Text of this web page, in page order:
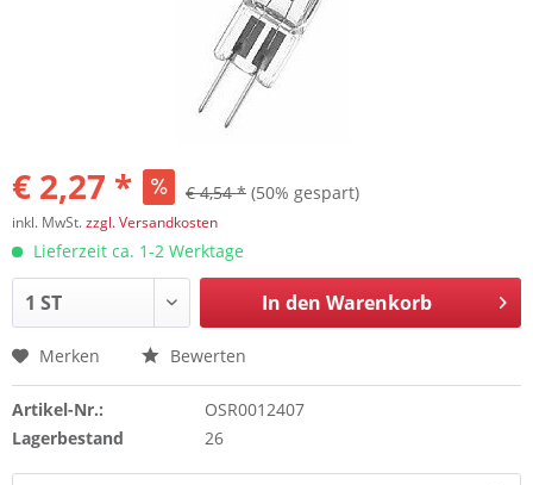
€ 2,27 * € 4,54 * (50% gespart)
inkl. MwSt.zzgl. Versandkosten
Lieferzeit ca. 1-2 Werktage
In den Warenkorb
Merken Bewerten
Artikel-Nr.:
OSR0012407
Lagerbestand
26